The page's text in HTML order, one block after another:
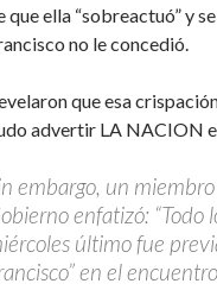
que ella “sobreactuó” y
no le concedió.
que esa
advertir LA NACION
embargo, un
enfatizó:
último fue
en el